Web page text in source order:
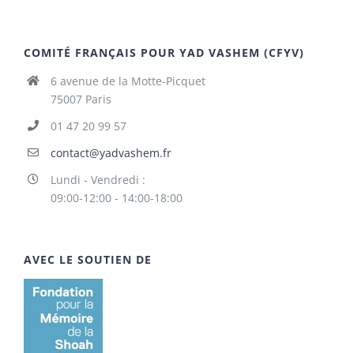
COMITÉ FRANÇAIS POUR YAD VASHEM (CFYV)
6 avenue de la Motte-Picquet
75007 Paris
01 47 20 99 57
contact@yadvashem.fr
Lundi - Vendredi :
09:00-12:00 - 14:00-18:00
AVEC LE SOUTIEN DE